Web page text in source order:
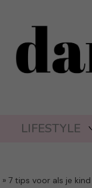
LIFESTYLE
» 7 tips voor als je